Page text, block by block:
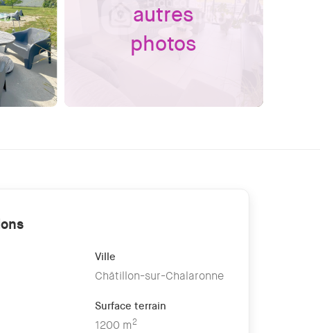
autres
photos
Ville
Châtillon-sur-Chalaronne
Surface terrain
1200 m2